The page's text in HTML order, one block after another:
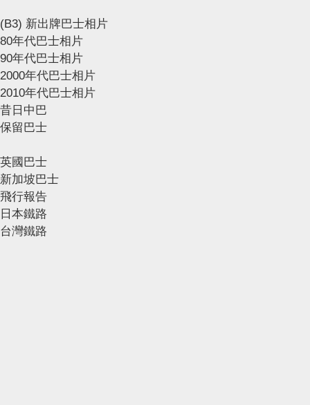
(B3) 新出牌巴士相片
80年代巴士相片
90年代巴士相片
2000年代巴士相片
2010年代巴士相片
昔日中巴
保留巴士
英國巴士
新加坡巴士
飛行報告
日本鐵路
台灣鐵路